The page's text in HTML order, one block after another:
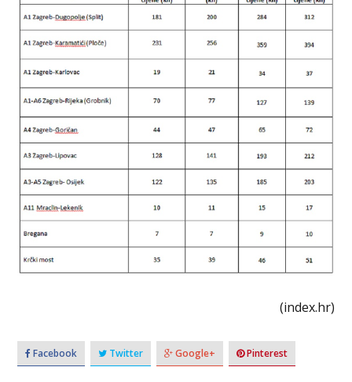
(index.hr)
Facebook Twitter Google+ Pinterest